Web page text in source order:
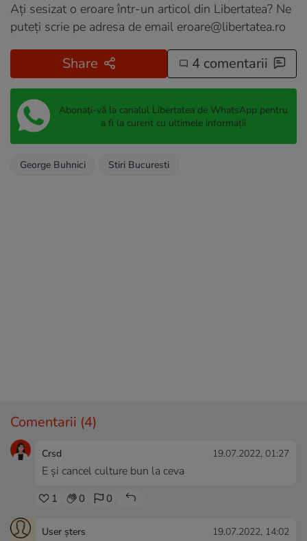
Ați sesizat o eroare într-un articol din Libertatea? Ne
puteți scrie pe adresa de email eroare@libertatea.ro
Share 4 comentarii
Abonați-vă la canalul Libertatea de WhatsApp pentru
a fi la curent cu ultimele informații
George Buhnici Stiri Bucuresti
Comentarii (4)
Crsd 19.07.2022, 01:27
E și cancel culture bun la ceva
1 0 0
User șters 19.07.2022, 14:02